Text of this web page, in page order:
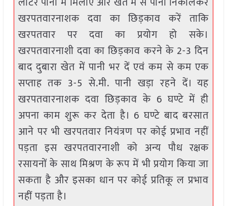
खरपतवारनाशक दवा का छिड़काव करें ताकि
खरपतवार पर दवा का प्रयोग हो सके।
खरपतवारनाशी दवा का छिड़काव करने के 2-3 दिन
बाद दुबारा खेत में पानी भर दें एवं कम से कम एक
सप्ताह तक 3-5 से.मी. पानी खड़ा रहने दें। यह
खरपतवारनाशक दवा छिड़काव के 6 घण्टे में ही
अपना काम शुरू कर देता है। 6 घण्टे बाद बरसात
आने पर भी खरपतवार नियंत्रण पर कोई प्रभाव नहीं
पड़ता इस खरपतवारनाशी को अन्य पौध रक्षक
रसायनों के साथ मिश्रण के रूप में भी प्रयोग किया जा
सकता है और इसका धान पर कोई प्रतिकू ल प्रभाव
नहीं पड़ता है।